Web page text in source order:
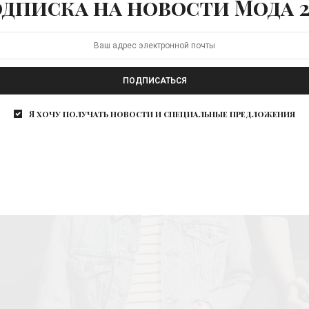
на новости Мода
ПОДПИСАТЬСЯ
Я хочу получать новости и специальные предложения